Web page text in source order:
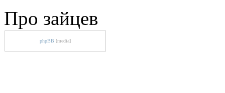
Про зайцев
phpBB [media]